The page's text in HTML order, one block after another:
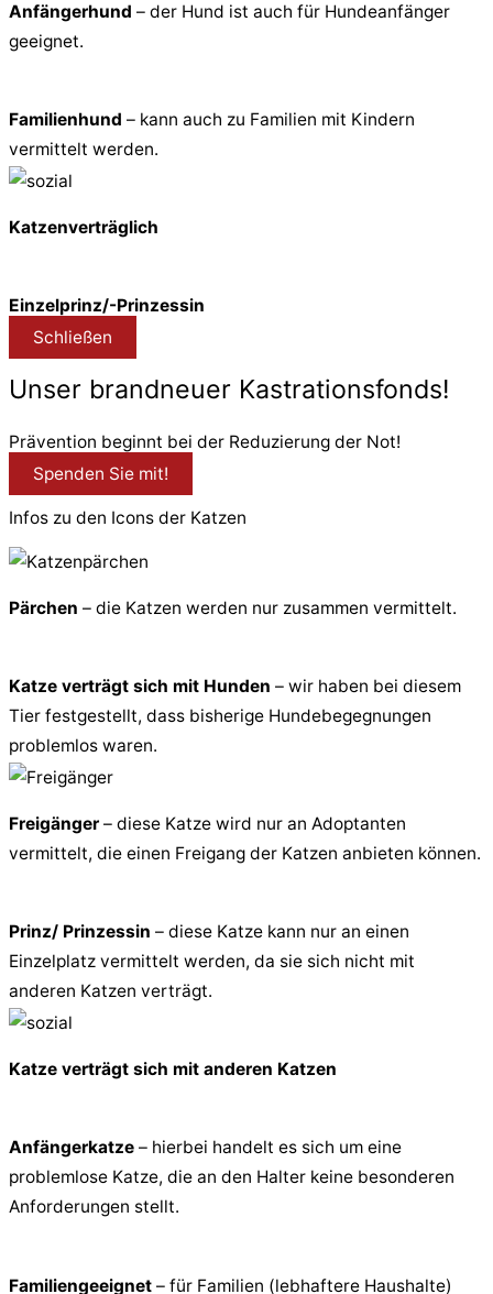
Anfängerhund – der Hund ist auch für Hundeanfänger
geeignet.
Familienhund – kann auch zu Familien mit Kindern
vermittelt werden.
Katzenverträglich
Einzelprinz/-Prinzessin
Schließen
Unser brandneuer Kastrationsfonds!
Prävention beginnt bei der Reduzierung der Not!
Spenden Sie mit!
Infos zu den Icons der Katzen
Pärchen – die Katzen werden nur zusammen vermittelt.
Katze verträgt sich mit Hunden – wir haben bei diesem
Tier festgestellt, dass bisherige Hundebegegnungen
problemlos waren.
Freigänger – diese Katze wird nur an Adoptanten
vermittelt, die einen Freigang der Katzen anbieten können.
Prinz/ Prinzessin – diese Katze kann nur an einen
Einzelplatz vermittelt werden, da sie sich nicht mit
anderen Katzen verträgt.
Katze verträgt sich mit anderen Katzen
Anfängerkatze – hierbei handelt es sich um eine
problemlose Katze, die an den Halter keine besonderen
Anforderungen stellt.
Familiengeeignet – für Familien (lebhaftere Haushalte)